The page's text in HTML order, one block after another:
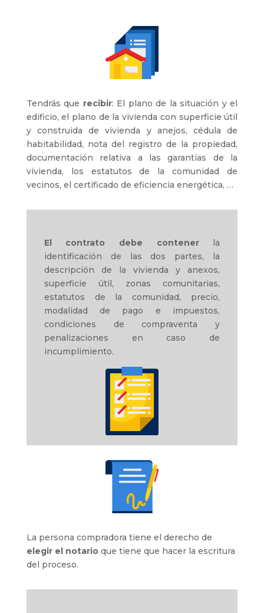
Tendrás que recibir: El plano de la situación y el
edificio, el plano de la vivienda con superficie útil
y construida de vivienda y anejos, cédula de
habitabilidad, nota del registro de la propiedad,
documentación relativa a las garantías de la
vivienda, los estatutos de la comunidad de
vecinos, el certificado de eficiencia energética, …
El contrato debe contenerla
identificación de las dos partes, la
descripción de la vivienda y anexos,
superficie útil, zonas comunitarias,
estatutos de la comunidad, precio,
modalidad de pago e impuestos,
condiciones de compraventa y
penalizaciones en caso de
incumplimiento.
La persona compradora tiene el derecho de
elegir el notarioque tiene que hacer la escritura
del proceso.